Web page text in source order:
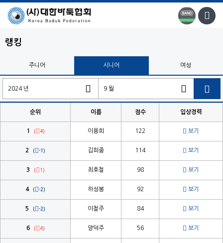
랭킹
주니어 시니어 여성

순위 이름 점수 입상경력
1 ( 4) 이용희 122  보기
2 ( -1) 김희중 114  보기
3 ( 1) 최호철 98  보기
4 ( -2) 하성봉 92  보기
5 ( -2) 이철주 84  보기
6 ( 4) 양덕주 56  보기